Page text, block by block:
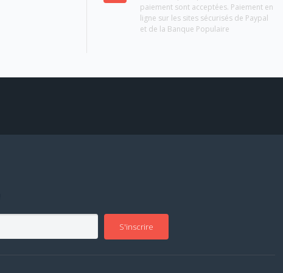
paiement sont acceptées. Paiement en
ligne sur les sites sécurisés de Paypal
et de la Banque Populaire
S'inscrire